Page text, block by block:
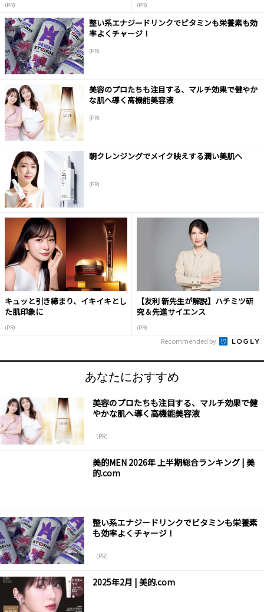
(PR) (PR)
整い系エナジードリンクでビタミンも栄養素も効
率よくチャージ！
(PR)
美容のプロたちも注目する、マルチ効果で健やか
な肌へ導く高機能美容液
(PR)
朝クレンジングでメイク映えする潤い美肌へ
(PR)
キュッと引き締まり、イキイキとし
た肌印象に
(PR)
【友利 新先生が解説】ハチミツ研
究＆先進サイエンス
(PR)
Recommended by
あなたにおすすめ
美容のプロたちも注目する、マルチ効果で健
やかな肌へ導く高機能美容液
（PR）
美的MEN 2026年 上半期総合ランキング | 美
的.com
整い系エナジードリンクでビタミンも栄養素
も効率よくチャージ！
（PR）
2025年2月 | 美的.com